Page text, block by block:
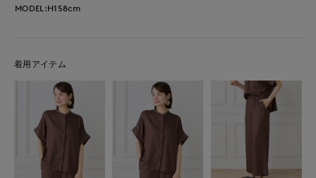
MODEL:H158cm
着用アイテム